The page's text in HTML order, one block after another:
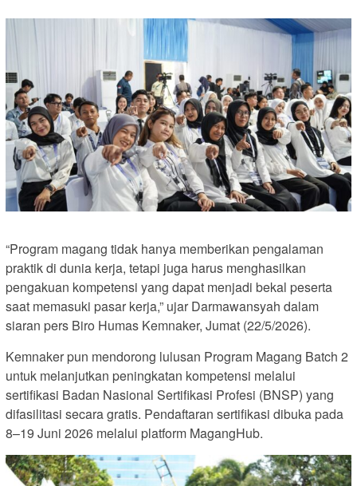
“Program magang tidak hanya memberikan pengalaman
praktik di dunia kerja, tetapi juga harus menghasilkan
pengakuan kompetensi yang dapat menjadi bekal peserta
saat memasuki pasar kerja,” ujar Darmawansyah dalam
siaran pers Biro Humas Kemnaker, Jumat (22/5/2026).
Kemnaker pun mendorong lulusan Program Magang Batch 2
untuk melanjutkan peningkatan kompetensi melalui
sertifikasi Badan Nasional Sertifikasi Profesi (BNSP) yang
difasilitasi secara gratis. Pendaftaran sertifikasi dibuka pada
8–19 Juni 2026 melalui platform MagangHub.